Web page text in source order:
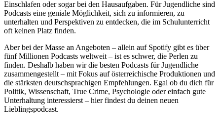
Einschlafen oder sogar bei den Hausaufgaben. Für Jugendliche sind
Podcasts eine geniale Möglichkeit, sich zu informieren, zu
unterhalten und Perspektiven zu entdecken, die im Schulunterricht
oft keinen Platz finden.
Aber bei der Masse an Angeboten – allein auf Spotify gibt es über
fünf Millionen Podcasts weltweit – ist es schwer, die Perlen zu
finden. Deshalb haben wir die besten Podcasts für Jugendliche
zusammengestellt – mit Fokus auf österreichische Produktionen und
die stärksten deutschsprachigen Empfehlungen. Egal ob du dich für
Politik, Wissenschaft, True Crime, Psychologie oder einfach gute
Unterhaltung interessierst – hier findest du deinen neuen
Lieblingspodcast.